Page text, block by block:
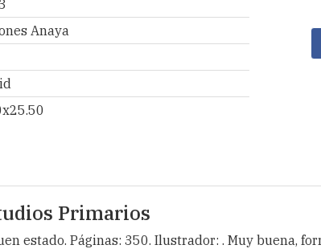
Anaya
Primarios
estado. Páginas: 350. Ilustrador: . Muy buena,